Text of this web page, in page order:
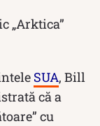
„Arktica”
SUA, Bill
că a
cu